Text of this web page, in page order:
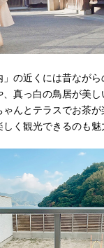
」の近くには昔なが
真っ白の鳥居が美し
んとテラスでお茶
く観光できるのも魅